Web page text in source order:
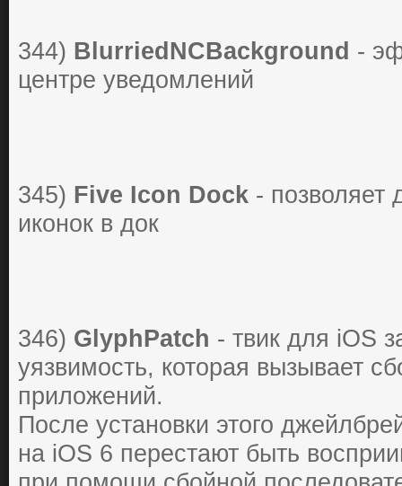
344) BlurriedNCBackground -
центре уведомлений
345) Five Icon Dock - позволяет
иконок в док
346) GlyphPatch - твик для iOS
уязвимость, которая вызывает
приложений.
После установки этого
на iOS 6 перестают быть